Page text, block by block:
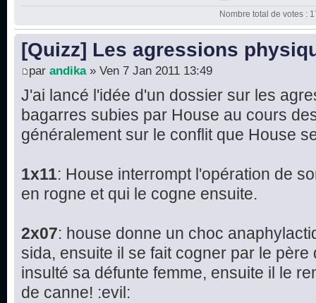
Nombre total de votes :
[Quizz] Les agressions
par andika» Ven 7 Jan 2011 13:49
J'ai lancé l'idée d'un dossier sur les
bagarres subies par House au cours
généralement sur le conflit que House
1x11: House interrompt l'opération de
en rogne et qui le cogne ensuite.
2x07: house donne un choc
sida, ensuite il se fait cogner par le
insulté sa défunte femme, ensuite il le
de canne! :evil: